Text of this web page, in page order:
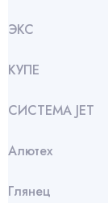
ЭКС
КУПЕ
СИСТЕМА JET
Алютех
Глянец